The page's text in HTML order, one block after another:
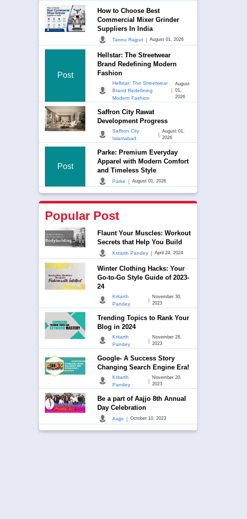
How to Choose Best
Commercial Mixer Grinder
Suppliers In India
Tannu Rajput | August 01, 2026
Post
Hellstar: The Streetwear
Brand Redefining Modern
Fashion
Hellstar: The Streetwear
Brand Redefining
Modern Fashion
|
August
01,
2026
Saffron City Rawat
Development Progress
Saffron City
Islamabad
|
August 01,
2026
Post
Parke: Premium Everyday
Apparel with Modern Comfort
and Timeless Style
Parke | August 01, 2026
Popular Post
Flaunt Your Muscles: Workout
Secrets that Help You Build
Kritarth Pandey | April 24, 2024
Winter Clothing Hacks: Your
Go-to-Go Style Guide of 2023-
24
Kritarth
Pandey
|
November 30,
2023
Trending Topics to Rank Your
Blog in 2024
Kritarth
Pandey
|
November 28,
2023
Google- A Success Story
Changing Search Engine Era!
Kritarth
Pandey
|
November 20,
2023
Be a part of Aajjo 8th Annual
Day Celebration
Aajjo | October 10, 2023